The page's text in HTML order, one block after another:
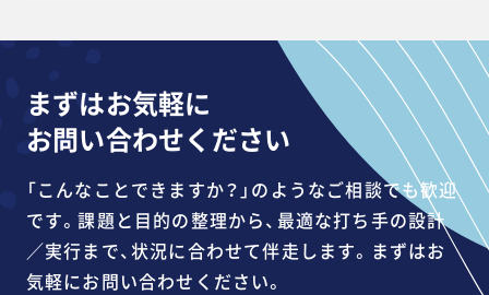
まずはお気軽に
お問い合わせください
「こんなことできますか？」のようなご相談でも歓迎
です。課題と目的の整理から、最適な打ち手の設計
／実行まで、状況に合わせて伴走します。まずはお
気軽にお問い合わせください。